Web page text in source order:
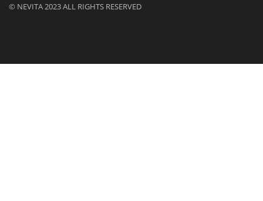
© NEVITA 2023 ALL RIGHTS RESERVED